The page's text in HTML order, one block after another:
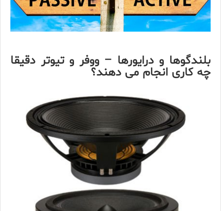
بلندگوها و درایورها – ووفر و تیوتر دقیقا
چه کاری انجام می دهند؟